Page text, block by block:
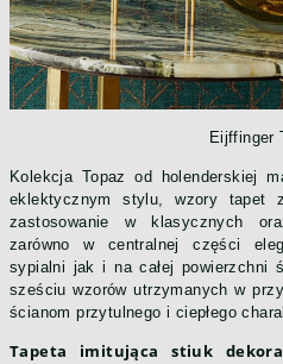
Eijffinger
Kolekcja Topaz od holenderskiej
eklektycznym stylu, wzory tapet
zastosowanie w klasycznych
zarówno w centralnej części
sypialni jak i na całej powierzchni
sześciu wzorów utrzymanych w
ścianom przytulnego i ciepłego
Tapeta imitująca stiuk